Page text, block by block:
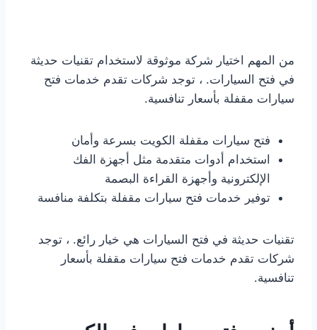
من المهم اختيار شركة موثوقة لاستخدام تقنيات حديثة
في فتح السيارات. ، توجد شركات تقدم خدمات فتح
سيارات مقفلة بأسعار تنافسية.
فتح سيارات مقفلة الكويت بسرعة وأمان
استخدام أدوات متقدمة مثل أجهزة الفك
الإلكترونية وأجهزة القراءة البصمة
توفير خدمات فتح سيارات مقفلة بتكلفة منافسة
تقنيات حديثة في فتح السيارات هي خيار رائع. ، توجد
شركات تقدم خدمات فتح سيارات مقفلة بأسعار
تنافسية.